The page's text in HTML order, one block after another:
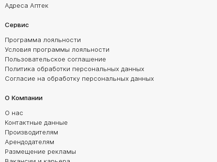
Адреса Аптек
Сервис
Программа лояльности
Условия программы лояльности
Пользовательское соглашение
Политика обработки персональных данных
Согласие на обработку персональных данных
О Компании
О нас
Контактные данные
Производителям
Арендодателям
Размещение рекламы